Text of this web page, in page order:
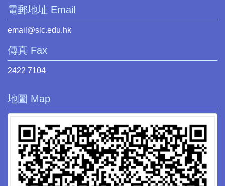
電郵地址 Email
email@slc.edu.hk
傳真 Fax
2422 7104
地圖 Map